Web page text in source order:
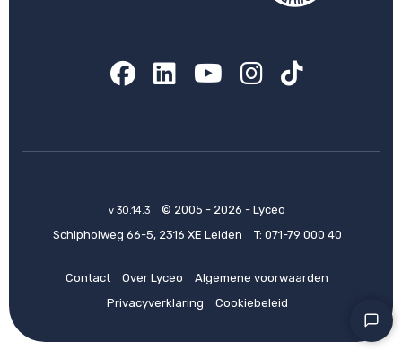
Facebook
LinkedIn
YouTube
Instagram
TikTok
v 30.14.3
© 2005 - 2026 - Lyceo
Schipholweg 66-5, 2316 XE Leiden
T: 071-79 000 40
Contact Over Lyceo
Algemene voorwaarden
Privacyverklaring
Cookiebeleid